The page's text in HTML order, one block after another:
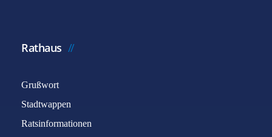
Rathaus
Grußwort
Stadtwappen
Ratsinformationen